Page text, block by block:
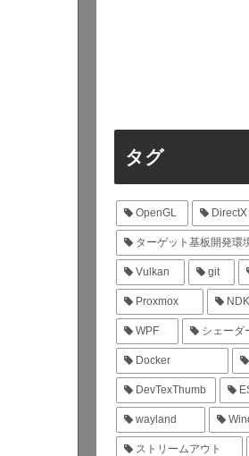
タグ
OpenGL DirectX
ターゲット基板開発環
Vulkan git
Proxmox NDK
WPF シェーダ
Docker
DevTexThumb
wayland
ストリームアウト